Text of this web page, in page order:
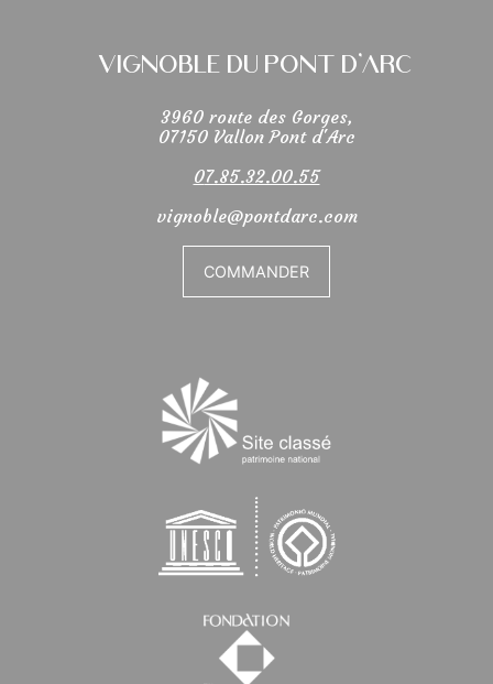
Vignoble du Pont d'Arc
3960 route des Gorges,
07150 Vallon Pont d'Arc
07.85.32.00.55
vignoble@pontdarc.com
COMMANDER